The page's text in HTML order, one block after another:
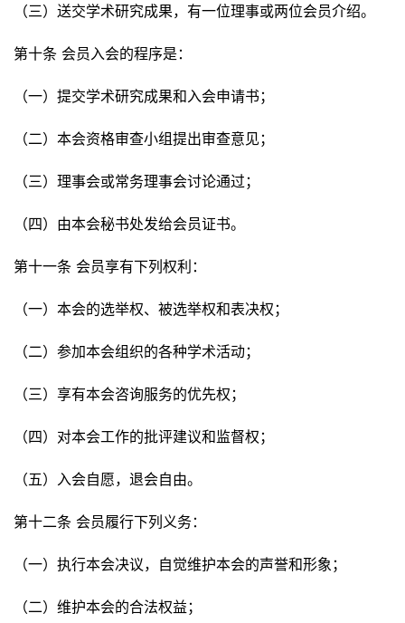
（三）送交学术研究成果，有一位理事或两位会员介绍。
第十条 会员入会的程序是：
（一）提交学术研究成果和入会申请书；
（二）本会资格审查小组提出审查意见；
（三）理事会或常务理事会讨论通过；
（四）由本会秘书处发给会员证书。
第十一条 会员享有下列权利：
（一）本会的选举权、被选举权和表决权；
（二）参加本会组织的各种学术活动；
（三）享有本会咨询服务的优先权；
（四）对本会工作的批评建议和监督权；
（五）入会自愿，退会自由。
第十二条 会员履行下列义务：
（一）执行本会决议，自觉维护本会的声誉和形象；
（二）维护本会的合法权益；